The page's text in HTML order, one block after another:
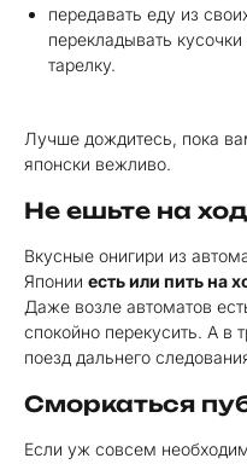
передавать еду из
перекладывать
тарелку.
Лучше дождитесь, пока
японски вежливо.
Не ешьте на
Вкусные онигири из
Японии есть или пить на
Даже возле автоматов
спокойно перекусить. А в
поезд дальнего
Сморкаться
Если уж совсем